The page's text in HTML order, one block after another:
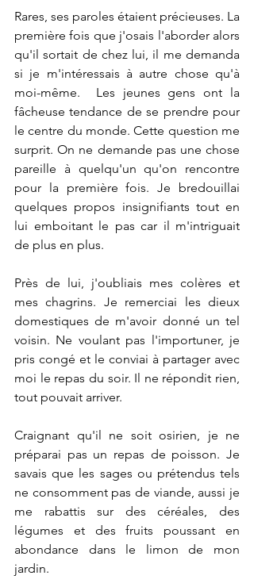
Rares, ses paroles étaient précieuses. La
première fois que j'osais l'aborder alors
qu'il sortait de chez lui, il me demanda
si je m'intéressais à autre chose qu'à
moi-même.  Les jeunes gens ont la
fâcheuse tendance de se prendre pour
le centre du monde. Cette question me
surprit. On ne demande pas une chose
pareille à quelqu'un qu'on rencontre
pour la première fois. Je bredouillai
quelques propos insignifiants tout en
lui emboitant le pas car il m'intriguait
de plus en plus.
Près de lui, j'oubliais mes colères et
mes chagrins. Je remerciai les dieux
domestiques de m'avoir donné un tel
voisin. Ne voulant pas l'importuner, je
pris congé et le conviai à partager avec
moi le repas du soir. Il ne répondit rien,
tout pouvait arriver.
Craignant qu'il ne soit osirien, je ne
préparai pas un repas de poisson. Je
savais que les sages ou prétendus tels
ne consomment pas de viande, aussi je
me rabattis sur des céréales, des
légumes et des fruits poussant en
abondance dans le limon de mon
jardin.